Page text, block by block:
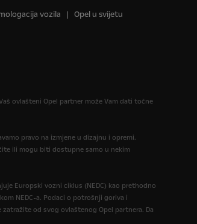
vozila
Opel u svijetu
ovlašteni Opel partner može Vam dati točne
pravo na izmjene u dizajnu i opremi.
ili mogu biti dostupne samo u nekim
Europski vozni ciklus (NEDC) kao prethodno
NEDC-a. Podaci o potrošnji goriva i
od svog ovlaštenog Opel partnera. Da